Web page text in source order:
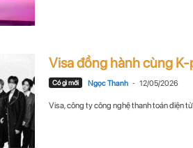
n
o
m
Visa đồng hành cùng K-
Có gì mới Ngọc Thanh - 12/05/2026
Visa, công ty công nghệ thanh toán điện